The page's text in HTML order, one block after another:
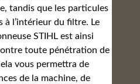
tandis que les particules
à l’intérieur du filtre. Le
STIHL est ainsi
toute pénétration de
vous permettra de
de la machine, de